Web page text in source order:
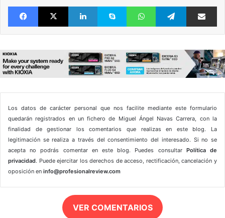
FacebookX LinkedIn Skype WhatsAppTelegram
Los datos de carácter personal que nos facilite mediante este formulario
quedarán registrados en un fichero de Miguel Ángel Navas Carrera, con la
finalidad de gestionar los comentarios que realizas en este blog. La
legitimación se realiza a través del consentimiento del interesado. Si no se
acepta no podrás comentar en este blog. Puedes consultar Política de
privacidad. Puede ejercitar los derechos de acceso, rectificación, cancelación y
oposición en info@profesionalreview.com
VER COMENTARIOS